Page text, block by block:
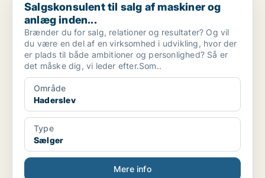
Salgskonsulent til salg af maskiner og
anlæg inden...
Brænder du for salg, relationer og resultater? Og vil
du være en del af en virksomhed i udvikling, hvor der
er plads til både ambitioner og personlighed? Så er
det måske dig, vi leder efter.Som..
Område
Haderslev
Type
Sælger
Mere info